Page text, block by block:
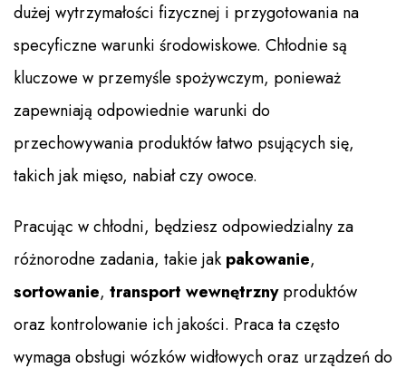
dużej wytrzymałości fizycznej i przygotowania na
specyficzne warunki środowiskowe. Chłodnie są
kluczowe w przemyśle spożywczym, ponieważ
zapewniają odpowiednie warunki do
przechowywania produktów łatwo psujących się,
takich jak mięso, nabiał czy owoce.
Pracując w chłodni, będziesz odpowiedzialny za
różnorodne zadania, takie jak pakowanie,
sortowanie, transport wewnętrznyproduktów
oraz kontrolowanie ich jakości. Praca ta często
wymaga obsługi wózków widłowych oraz urządzeń do